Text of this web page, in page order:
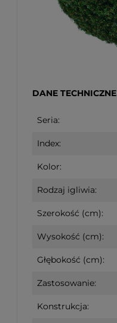
DANE TECHNICZNE
Seria:
Index:
Kolor:
Rodzaj igliwia:
Szerokość (cm):
Wysokość (cm):
Głębokość (cm):
Zastosowanie:
Konstrukcja: